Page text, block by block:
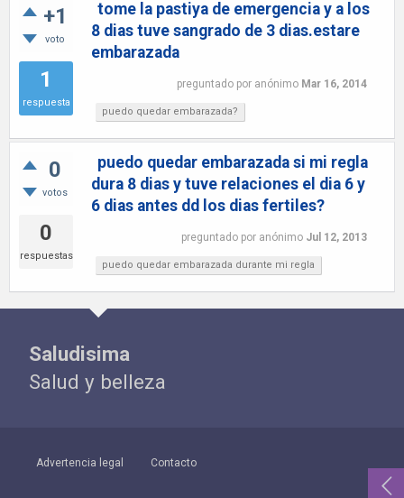
+1
voto
1
respuesta
tome la pastiya de emergencia y a los
8 dias tuve sangrado de 3 dias.estare
embarazada
preguntado por anónimo Mar 16, 2014
puedo quedar embarazada?
0
votos
0
respuestas
puedo quedar embarazada si mi regla
dura 8 dias y tuve relaciones el dia 6 y
6 dias antes dd los dias fertiles?
preguntado por anónimo Jul 12, 2013
puedo quedar embarazada durante mi regla
Saludisima
Salud y belleza
Advertencia legal Contacto